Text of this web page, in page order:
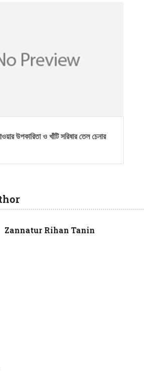
উপকারিতা ও খাঁটি সরিষার তেল চেনার
Zannatur Rihan Tanin